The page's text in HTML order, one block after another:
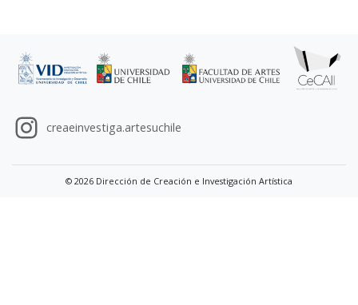
creaeinvestiga.artesuchile
© 2026 Dirección de Creación e Investigación Artística